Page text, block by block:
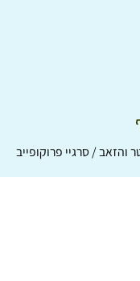
והזאב / סרגיי פרוקופייב